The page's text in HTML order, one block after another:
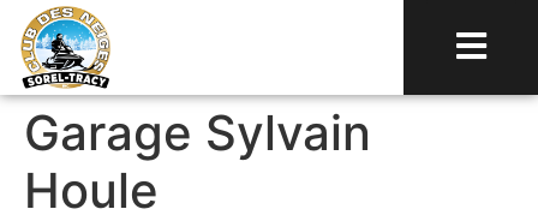
Garage Sylvain
Houle